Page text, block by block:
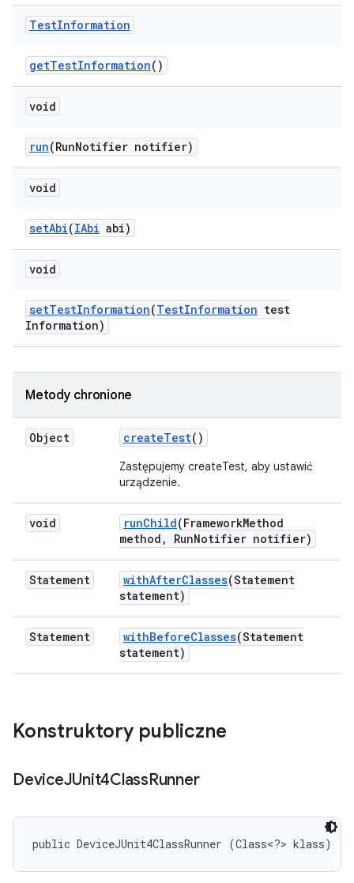
TestInformation
getTestInformation()
void
run(RunNotifier notifier)
void
setAbi(IAbi abi)
void
setTestInformation(TestInformation test
Information)
Metody chronione
Object createTest()
Zastępujemy createTest, aby ustawić
urządzenie.
void runChild(FrameworkMethod
method , RunNotifier notifier)
Statement withAfterClasses(Statement
statement)
Statement withBeforeClasses(Statement
statement)
Konstruktory publiczne
DeviceJUnit4ClassRunner
public DeviceJUnit4ClassRunner (Class<?> klass)